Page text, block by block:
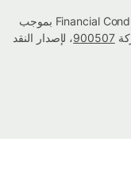
تم اعتماد شركة Wise بواسطة Financial Conduct Authority بموجب
900507، لإصدار النقد